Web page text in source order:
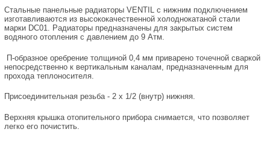
Стальные панельные радиаторы VENTIL с нижним подключением
изготавливаются из высококачественной холоднокатаной стали
марки DC01. Радиаторы предназначены для закрытых систем
водяного отопления с давлением до 9 Атм.
П-образное оребрение толщиной 0,4 мм приварено точечной сваркой
непосредственно к вертикальным каналам, предназначенным для
прохода теплоносителя.
Присоединительная резьба - 2 х 1/2 (внутр) нижняя.
Верхняя крышка отопительного прибора снимается, что позволяет
легко его почистить.